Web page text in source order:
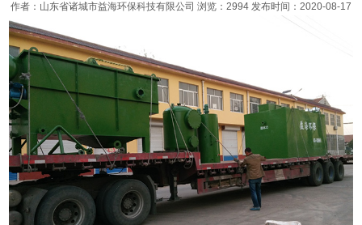
作者：山东省诸城市益海环保科技有限公司 浏览： 2994 发布时间：2020-08-17